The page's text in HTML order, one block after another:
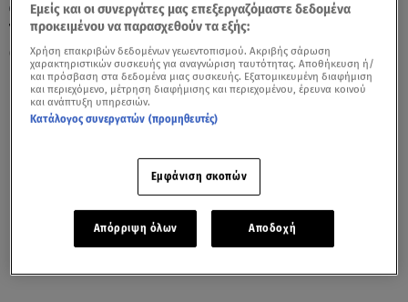
01.06.26, 11:00
Ταινία Online: Δες το θρίλερ «Έκρηξη
Θυμού» με τον Ράσελ Κρόου
Εμείς και οι συνεργάτες μας επεξεργαζόμαστε δεδομένα
προκειμένου να παρασχεθούν τα εξής:
Χρήση επακριβών δεδομένων γεωεντοπισμού. Ακριβής σάρωση
χαρακτηριστικών συσκευής για αναγνώριση ταυτότητας. Αποθήκευση ή/
και πρόσβαση στα δεδομένα μιας συσκευής. Εξατομικευμένη διαφήμιση
και περιεχόμενο, μέτρηση διαφήμισης και περιεχομένου, έρευνα κοινού
και ανάπτυξη υπηρεσιών.
Κατάλογος συνεργατών (προμηθευτές)
Εμφάνιση σκοπών
Απόρριψη όλων Αποδοχή